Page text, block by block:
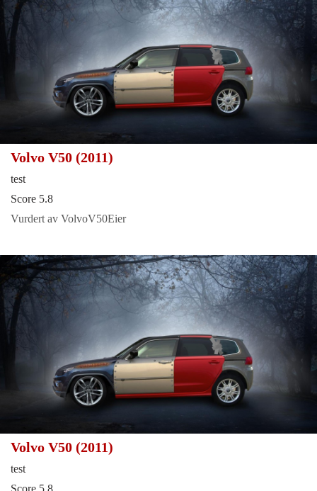
Volvo V50 (2011)
test
Score 5.8
Vurdert av VolvoV50Eier
Volvo V50 (2011)
test
Score 5.8